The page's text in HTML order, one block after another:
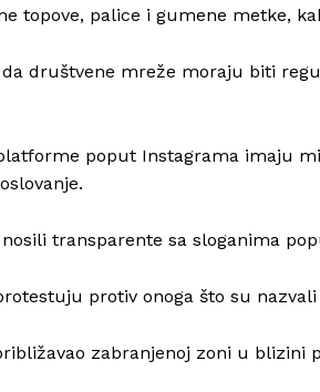
topove, palice i gumene metke,
društvene mreže moraju biti
poput Instagrama imaju
transparente sa sloganima
protiv onoga što su
zabranjenoj zoni u